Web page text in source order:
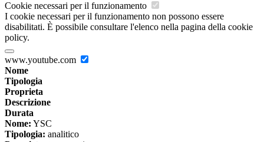
Cookie necessari per il funzionamento
I cookie necessari per il funzionamento non possono essere
disabilitati. È possibile consultare l'elenco nella pagina della cookie
policy.
www.youtube.com
Nome
Tipologia
Proprieta
Descrizione
Durata
Nome: YSC
Tipologia: analitico